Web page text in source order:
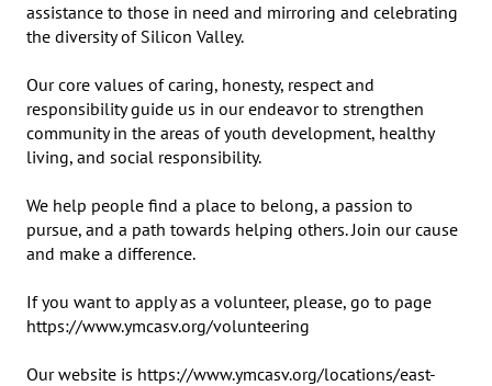
assistance to those in need and mirroring and celebrating
the diversity of Silicon Valley.
Our core values of caring, honesty, respect and
responsibility guide us in our endeavor to strengthen
community in the areas of youth development, healthy
living, and social responsibility.
We help people find a place to belong, a passion to
pursue, and a path towards helping others. Join our cause
and make a difference.
If you want to apply as a volunteer, please, go to page
https://www.ymcasv.org/volunteering
Our website is https://www.ymcasv.org/locations/east-